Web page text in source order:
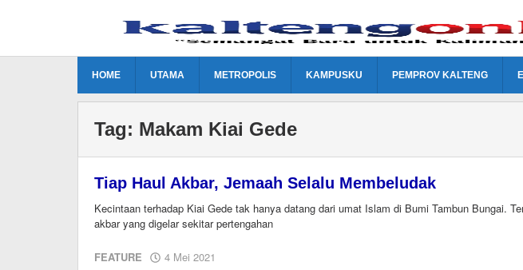
HOME UTAMA METROPOLIS KAMPUSKU PEMPROV KALTENG
Tag: Makam Kiai Gede
Tiap Haul Akbar, Jemaah Selalu Membeludak
Kecintaan terhadap Kiai Gede tak hanya datang dari umat Islam di Bumi Tambun Bungai.
akbar yang digelar sekitar pertengahan
FEATURE 4 Mei 2021